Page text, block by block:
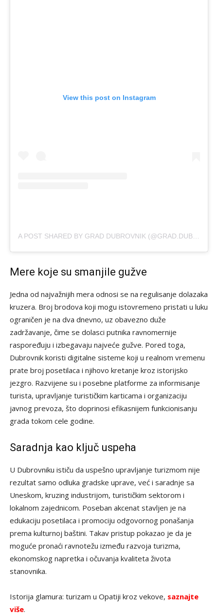
View this post on Instagram
A POST SHARED BY GRAD DUBROVNIK (@GRAD.DUBROVNIK.OFFICIAL)
Mere koje su smanjile gužve
Jedna od najvažnijih mera odnosi se na regulisanje dolazaka
kruzera. Broj brodova koji mogu istovremeno pristati u luku
ograničen je na dva dnevno, uz obavezno duže
zadržavanje, čime se dolasci putnika ravnomernije
raspoređuju i izbegavaju najveće gužve. Pored toga,
Dubrovnik koristi digitalne sisteme koji u realnom vremenu
prate broj posetilaca i njihovo kretanje kroz istorijsko
jezgro. Razvijene su i posebne platforme za informisanje
turista, upravljanje turističkim karticama i organizaciju
javnog prevoza, što doprinosi efikasnijem funkcionisanju
grada tokom cele godine.
Saradnja kao ključ uspeha
U Dubrovniku ističu da uspešno upravljanje turizmom nije
rezultat samo odluka gradske uprave, već i saradnje sa
Uneskom, kruzing industrijom, turističkim sektorom i
lokalnom zajednicom. Poseban akcenat stavljen je na
edukaciju posetilaca i promociju odgovornog ponašanja
prema kulturnoj baštini. Takav pristup pokazao je da je
moguće pronaći ravnotežu između razvoja turizma,
ekonomskog napretka i očuvanja kvaliteta života
stanovnika.
Istorija glamura: turizam u Opatiji kroz vekove, saznajte
više.